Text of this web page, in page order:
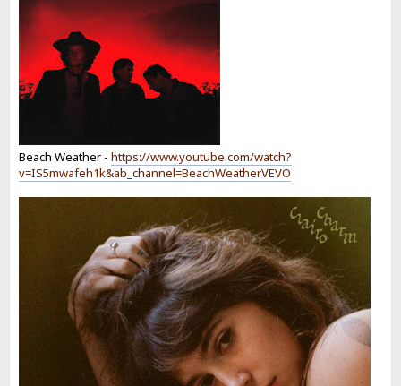
Beach Weather -https://www.youtube.com/watch?
v=IS5mwafeh1k&ab_channel=BeachWeatherVEVO